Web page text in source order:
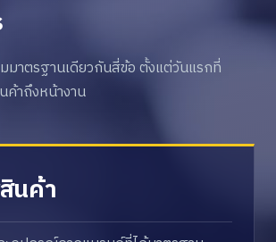
มาตรฐานเดียวกันสี่ข้อ ตั้งแต่วันแรกที่
าถึงหน้างาน
นค้า